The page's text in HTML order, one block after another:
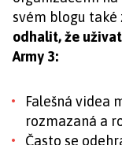
svém blogu
odhalit, že
Army 3:
Falešná videa
rozmazaná a
Často se